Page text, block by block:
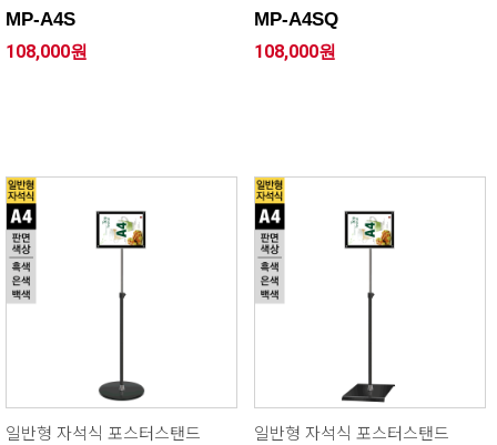
MP-A4S
108,000원
MP-A4SQ
108,000원
일반형 자석식 포스터스탠드 일반형 자석식 포스터스탠드